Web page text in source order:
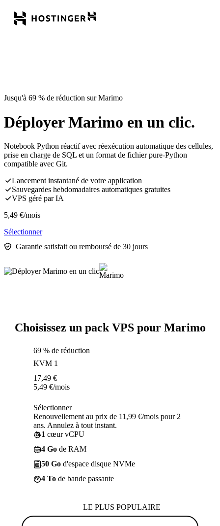
Jusqu'à 69 % de réduction sur Marimo
Déployer Marimo en un clic.
Notebook Python réactif avec réexécution automatique des cellules,
prise en charge de SQL et un format de fichier pure-Python
compatible avec Git.
Lancement instantané de votre application
Sauvegardes hebdomadaires automatiques gratuites
VPS géré par IA
5,49 €/mois
Sélectionner
Garantie satisfait ou remboursé de 30 jours
Choisissez un pack VPS pour Marimo
69 % de réduction
KVM 1
17,49 €
5,49 €/mois
Sélectionner
Renouvellement au prix de 11,99 €/mois pour 2
ans. Annulez à tout instant.
1 cœur vCPU
4 Go de RAM
50 Go d'espace disque NVMe
4 To de bande passante
LE PLUS POPULAIRE